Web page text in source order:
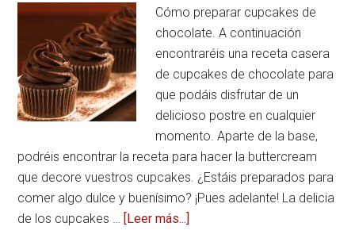
Cómo preparar cupcakes de
chocolate. A continuación
encontraréis una receta casera
de cupcakes de chocolate para
que podáis disfrutar de un
delicioso postre en cualquier
momento. Aparte de la base,
podréis encontrar la receta para hacer la buttercream
que decore vuestros cupcakes. ¿Estáis preparados para
comer algo dulce y buenísimo? ¡Pues adelante! La delicia
de los cupcakes … [Leer más...]